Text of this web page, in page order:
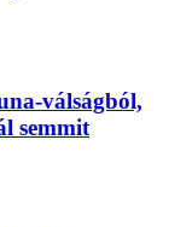
válságból,
semmit